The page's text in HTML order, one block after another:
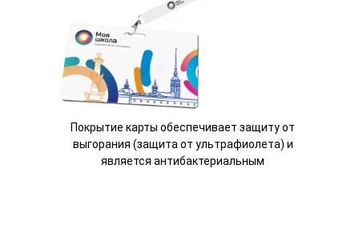
Покрытие карты обеспечивает защиту от
выгорания (защита от ультрафиолета) и
является антибактериальным